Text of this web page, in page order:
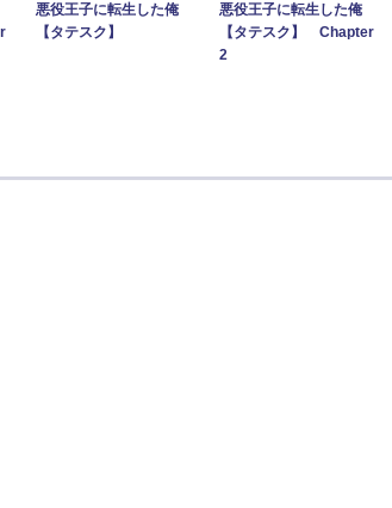
悪役王子に転生した俺
【タテスク】
悪役王子に転生した俺
【タテスク】 Chapter
2